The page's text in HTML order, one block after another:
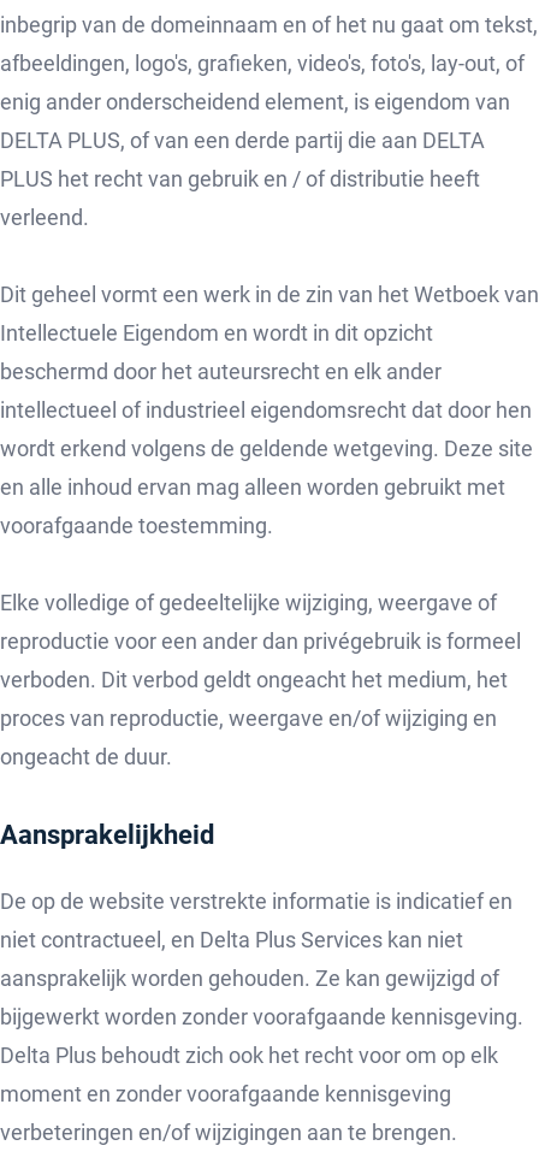
inbegrip van de domeinnaam en of het nu gaat om tekst,
afbeeldingen, logo's, grafieken, video's, foto's, lay-out, of
enig ander onderscheidend element, is eigendom van
DELTA PLUS, of van een derde partij die aan DELTA
PLUS het recht van gebruik en / of distributie heeft
verleend.
Dit geheel vormt een werk in de zin van het Wetboek van
Intellectuele Eigendom en wordt in dit opzicht
beschermd door het auteursrecht en elk ander
intellectueel of industrieel eigendomsrecht dat door hen
wordt erkend volgens de geldende wetgeving. Deze site
en alle inhoud ervan mag alleen worden gebruikt met
voorafgaande toestemming.
Elke volledige of gedeeltelijke wijziging, weergave of
reproductie voor een ander dan privégebruik is formeel
verboden. Dit verbod geldt ongeacht het medium, het
proces van reproductie, weergave en/of wijziging en
ongeacht de duur.
Aansprakelijkheid
De op de website verstrekte informatie is indicatief en
niet contractueel, en Delta Plus Services kan niet
aansprakelijk worden gehouden. Ze kan gewijzigd of
bijgewerkt worden zonder voorafgaande kennisgeving.
Delta Plus behoudt zich ook het recht voor om op elk
moment en zonder voorafgaande kennisgeving
verbeteringen en/of wijzigingen aan te brengen.